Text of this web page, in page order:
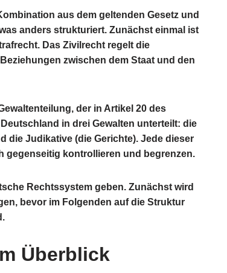
aus dem geltenden Gesetz und
anders strukturiert. Zunächst einmal ist
Das Zivilrecht regelt die
zwischen dem Staat und den
der in Artikel 20 des
in drei Gewalten unterteilt: die
die Judikative (die Gerichte). Jede dieser
gegenseitig kontrollieren und begrenzen.
Rechtssystem geben. Zunächst wird
bevor im Folgenden auf die Struktur
Überblick